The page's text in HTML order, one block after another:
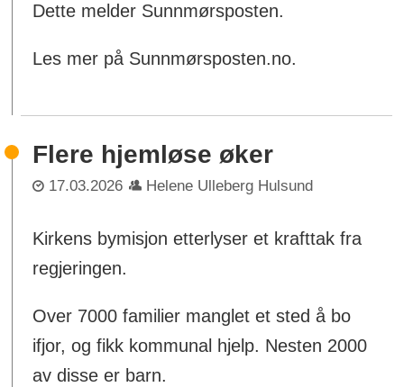
Dette melder Sunnmørsposten.
Les mer på Sunnmørsposten.no.
Flere hjemløse øker
17.03.2026 Helene Ulleberg Hulsund
Kirkens bymisjon etterlyser et krafttak fra
regjeringen.
Over 7000 familier manglet et sted å bo
ifjor, og fikk kommunal hjelp. Nesten 2000
av disse er barn.